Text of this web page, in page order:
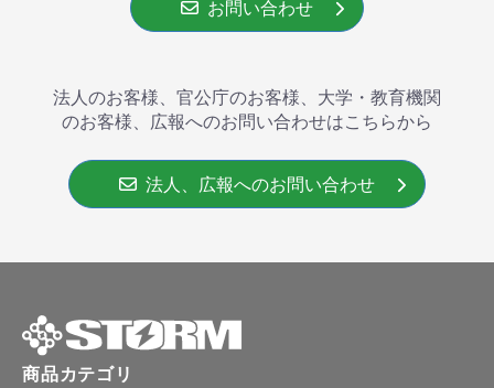
お問い合わせ
法人のお客様、官公庁のお客様、大学・教育機関
のお客様、広報へのお問い合わせはこちらから
法人、広報へのお問い合わせ
商品カテゴリ